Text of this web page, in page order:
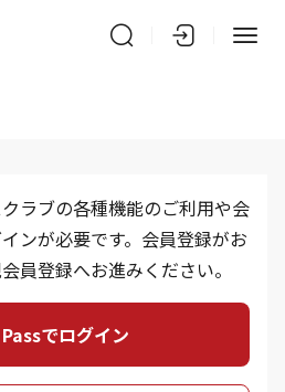
ラブの各種機能のご利用や会
ンが必要です。会員登録がお
員登録へお進みください。
でログイン